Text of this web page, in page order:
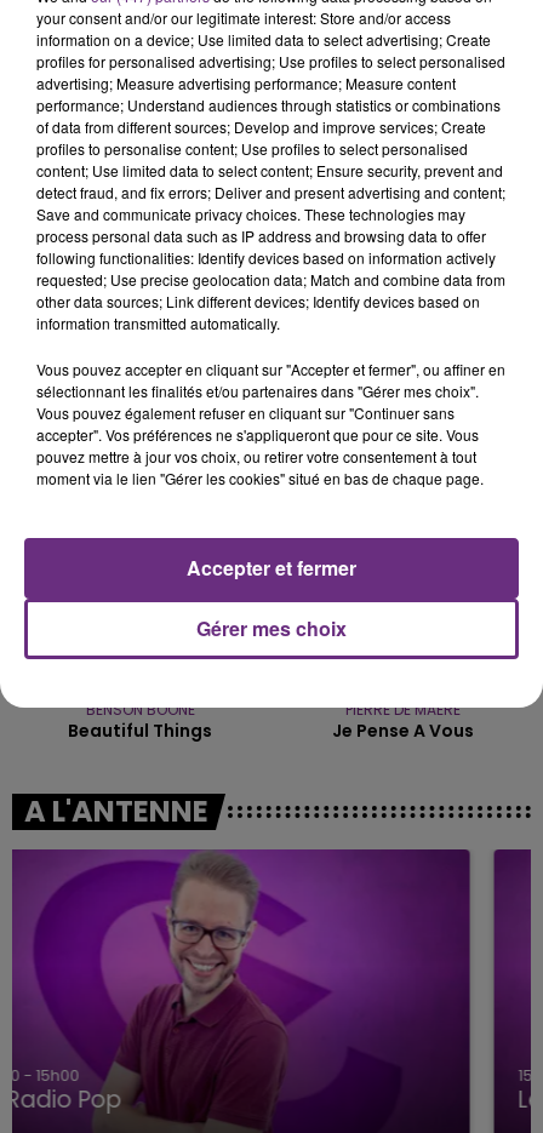
Une fête est donc organisée et vous êtes tous
conviés !
TITRES DIFFUSÉS
5h51
5h51
MICHAEL JACKSON
You Are Not Alone
5h49
5h49
DJ GOJA & JASON DERULO &
MELODY
Mi Chico
5h47
5h47
BENSON BOONE
Beautiful Things
5h44
5h44
PIERRE DE MAERE
Je Pense A Vous
A L'ANTENNE
15h00 - 19h00
Le Club Champagne FM
your consent and/or our legitimate interest: Store and/or access
information on a device; Use limited data to select advertising; Create
profiles for personalised advertising; Use profiles to select personalised
advertising; Measure advertising performance; Measure content
performance; Understand audiences through statistics or combinations
of data from different sources; Develop and improve services; Create
profiles to personalise content; Use profiles to select personalised
content; Use limited data to select content; Ensure security, prevent and
detect fraud, and fix errors; Deliver and present advertising and content;
Save and communicate privacy choices. These technologies may
process personal data such as IP address and browsing data to offer
following functionalities: Identify devices based on information actively
requested; Use precise geolocation data; Match and combine data from
other data sources; Link different devices; Identify devices based on
information transmitted automatically.
Vous pouvez accepter en cliquant sur "Accepter et fermer", ou affiner en
sélectionnant les finalités et/ou partenaires dans "Gérer mes choix".
Vous pouvez également refuser en cliquant sur "Continuer sans
accepter". Vos préférences ne s'appliqueront que pour ce site. Vous
pouvez mettre à jour vos choix, ou retirer votre consentement à tout
moment via le lien "Gérer les cookies" situé en bas de chaque page.
Gérer mes choix
Accepter et fermer